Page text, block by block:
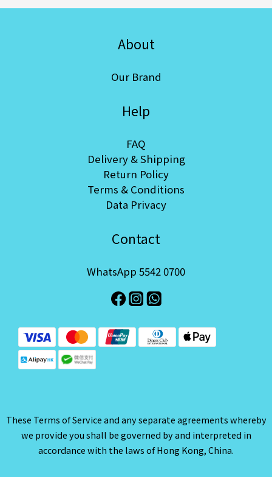
About
Our Brand
Help
FAQ
Delivery & Shipping
Return Policy
Terms & Conditions
Data Privacy
Contact
WhatsApp 5542 0700
These Terms of Service and any separate agreements whereby
we provide you shall be governed by and interpreted in
accordance with the laws of Hong Kong, China.